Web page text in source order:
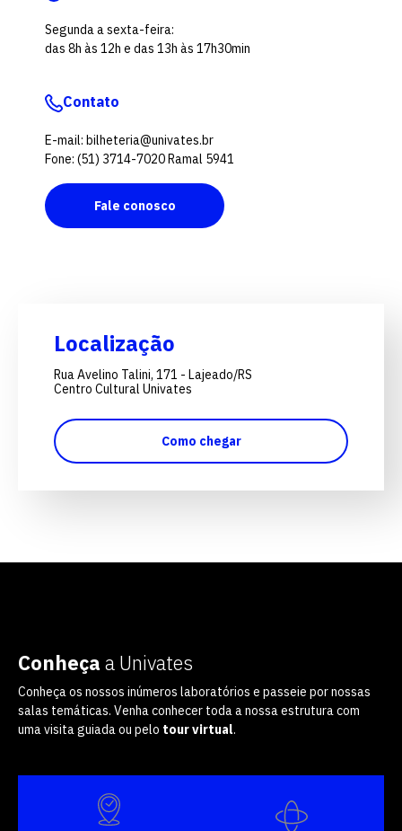
Segunda a sexta-feira:
das 8h às 12h e das 13h às 17h30min
Contato
E-mail: bilheteria@univates.br
Fone: (51) 3714-7020 Ramal 5941
Fale conosco
Localização
Rua Avelino Talini, 171 - Lajeado/RS
Centro Cultural Univates
Como chegar
Conheça a Univates
Conheça os nossos inúmeros laboratórios e passeie por nossas
salas temáticas. Venha conhecer toda a nossa estrutura com
uma visita guiada ou pelo tour virtual.